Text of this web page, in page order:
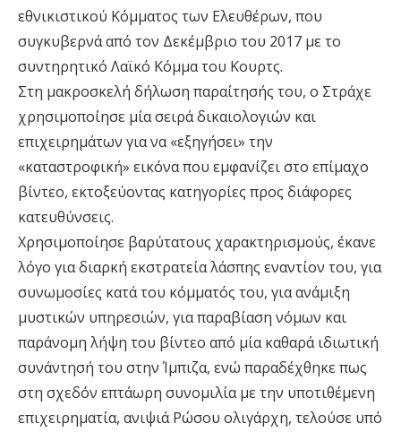
εθνικιστικού Κόμματος των Ελευθέρων, που
συγκυβερνά από τον Δεκέμβριο του 2017 με το
συντηρητικό Λαϊκό Κόμμα του Κουρτς.
Στη μακροσκελή δήλωση παραίτησής του, ο Στράχε
χρησιμοποίησε μία σειρά δικαιολογιών και
επιχειρημάτων για να «εξηγήσει» την
«καταστροφική» εικόνα που εμφανίζει στο επίμαχο
βίντεο, εκτοξεύοντας κατηγορίες προς διάφορες
κατευθύνσεις.
Χρησιμοποίησε βαρύτατους χαρακτηρισμούς, έκανε
λόγο για διαρκή εκστρατεία λάσπης εναντίον του, για
συνωμοσίες κατά του κόμματός του, για ανάμιξη
μυστικών υπηρεσιών, για παραβίαση νόμων και
παράνομη λήψη του βίντεο από μία καθαρά ιδιωτική
συνάντησή του στην Ίμπιζα, ενώ παραδέχθηκε πως
στη σχεδόν επτάωρη συνομιλία με την υποτιθέμενη
επιχειρηματία, ανιψιά Ρώσου ολιγάρχη, τελούσε υπό